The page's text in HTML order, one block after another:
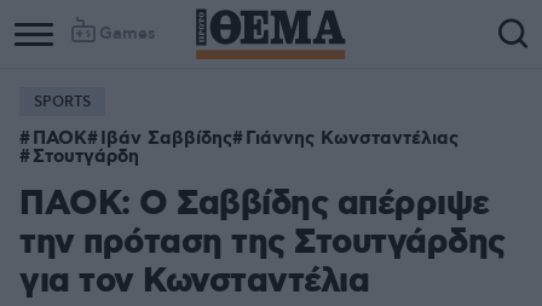
Games
SPORTS
ΠΑΟΚ Ιβάν Σαββίδης Γιάννης Κωνσταντέλιας
Στουτγάρδη
ΠΑΟΚ: Ο Σαββίδης απέρριψε
την πρόταση της Στουτγάρδης
για τον Κωνσταντέλια